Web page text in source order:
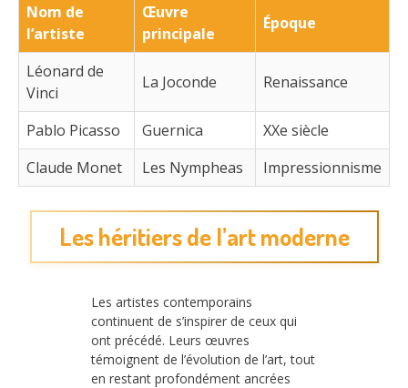
Nom de
l’artiste
Œuvre
principale
Époque
Léonard de
Vinci
La Joconde Renaissance
Pablo Picasso Guernica
XXe siècle
Claude Monet
Les Nympheas Impressionnisme
Les héritiers de l’art moderne
Les artistes contemporains
continuent de s’inspirer de ceux qui
ont précédé. Leurs œuvres
témoignent de l’évolution de l’art, tout
en restant profondément ancrées